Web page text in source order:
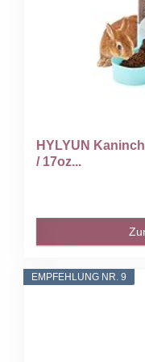
HYLYUN
/ 17oz...
EMPFEHLUNG NR. 9